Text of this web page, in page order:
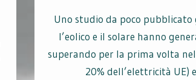
Uno studio da poco
l’eolico e il solare hanno
superando per la prima volta
20% dell’elettricità UE)